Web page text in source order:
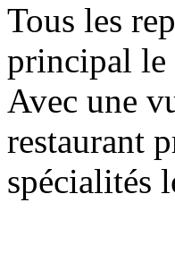
Tous les
principal le
Avec une
restaurant
spécialités